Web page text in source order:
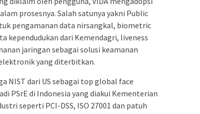
prosesnya. Salah satunya yakni Public
pengamanan data nirsangkal, biometric
kependudukan dari Kemendagri, liveness
jaringan sebagai solusi keamanan
yang diterbitkan.
NIST dari US sebagai top global face
PSrE di Indonesia yang diakui Kementerian
seperti PCI-DSS, ISO 27001 dan patuh